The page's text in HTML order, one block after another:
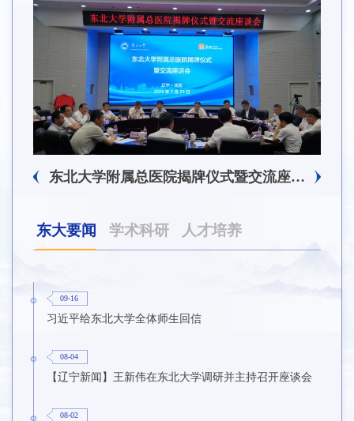
东北大学附属总医院揭牌仪式暨交流座谈会举行
东大要闻 学术科研 人才培养
09-16
习近平给东北大学全体师生回信
08-04
【辽宁新闻】王新伟在东北大学调研并主持召开座谈会
08-02